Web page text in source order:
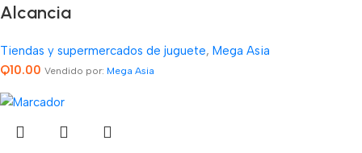
Alcancia
Tiendas y supermercados de juguete, Mega Asia
Q10.00 Vendido por: Mega Asia